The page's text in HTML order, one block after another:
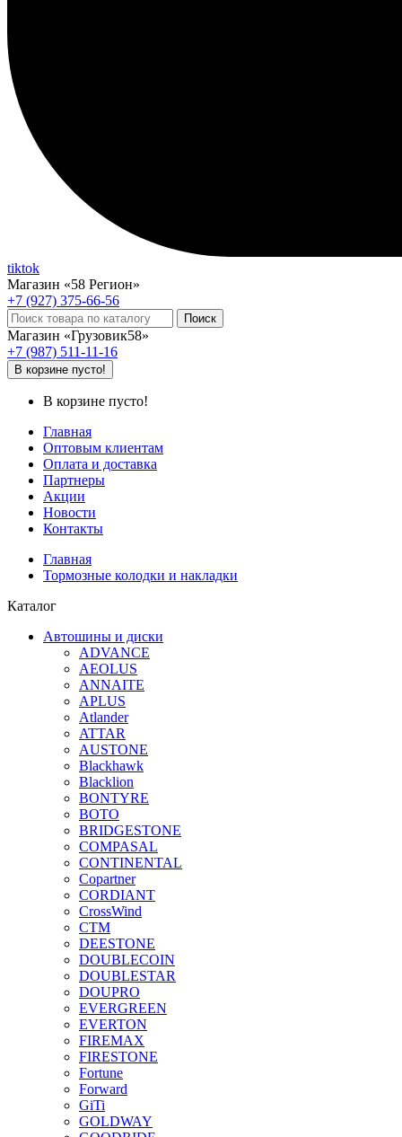
tiktok
Магазин «58 Регион»
+7 (927) 375-66-56
Магазин «Грузовик58»
+7 (987) 511-11-16
В корзине пусто!
В корзине пусто!
Главная
Оптовым клиентам
Оплата и доставка
Партнеры
Акции
Новости
Контакты
Главная
Тормозные колодки и накладки
Каталог
Автошины и диски
ADVANCE
AEOLUS
ANNAITE
APLUS
Atlander
ATTAR
AUSTONE
Blackhawk
Blacklion
BONTYRE
BOTO
BRIDGESTONE
COMPASAL
CONTINENTAL
Copartner
CORDIANT
CrossWind
CTM
DEESTONE
DOUBLECOIN
DOUBLESTAR
DOUPRO
EVERGREEN
EVERTON
FIREMAX
FIRESTONE
Fortune
Forward
GiTi
GOLDWAY